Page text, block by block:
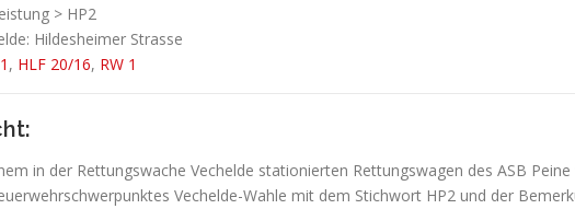
> HP2
Hildesheimer Strasse
, HLF 20/16, RW 1
in der Rettungswache Vechelde stationierten Rettungswagen des ASB
Vechelde-Wahle mit dem Stichwort HP2 und der